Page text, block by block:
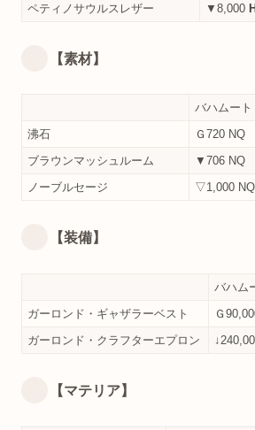
ペティノサウルスレザー
▼8,000
【素材】
バハムート
沸石
Ｇ720 NQ
ブラウンマッシュルーム
▼706 NQ
ノーブルセージ
▽1,000 NQ
【装備】
バハム
ガーロンド・ギャザラーベスト
Ｇ
ガーロンド・クラフターエプロン
【マテリア】